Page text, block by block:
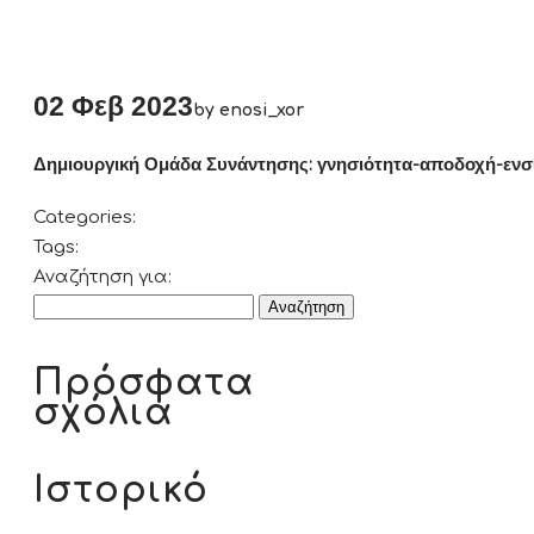
02 Φεβ 2023by enosi_xor
Δημιουργική Ομάδα Συνάντησης: γνησιότητα-αποδοχή-
Categories:
Tags:
Αναζήτηση για:
Πρόσφατα
σχόλια
Ιστορικό